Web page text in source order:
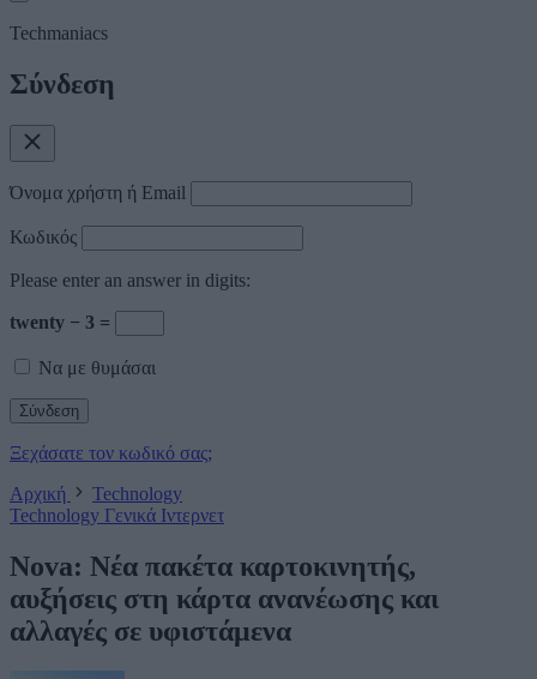
Techmaniacs
Σύνδεση
Όνομα χρήστη ή Email
Κωδικός
Please enter an answer in digits:
twenty − 3 =
Να με θυμάσαι
Ξεχάσατε τον κωδικό σας;
Αρχική
Technology
Technology Γενικά Ιντερνετ
Nova: Νέα πακέτα καρτοκινητής,
αυξήσεις στη κάρτα ανανέωσης και
αλλαγές σε υφιστάμενα